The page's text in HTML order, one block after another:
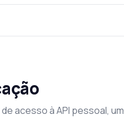
acesso à API pessoal,